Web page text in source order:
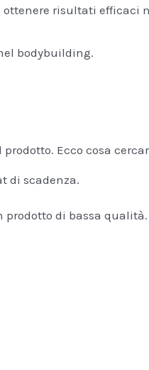
risultati efficaci
bodybuilding.
Ecco cosa
di scadenza.
prodotto di bassa qualità.